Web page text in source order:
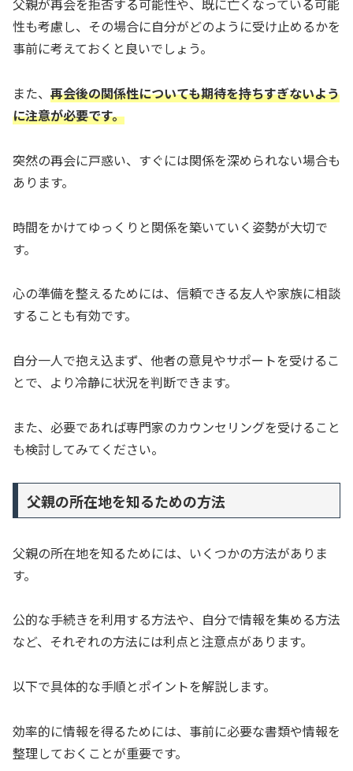
父親が再会を拒否する可能性や、既に亡くなっている可能
性も考慮し、その場合に自分がどのように受け止めるかを
事前に考えておくと良いでしょう。
また、 再会後の関係性についても期待を持ちすぎないよう
に注意が必要です。
突然の再会に戸惑い、すぐには関係を深められない場合も
あります。
時間をかけてゆっくりと関係を築いていく姿勢が大切で
す。
心の準備を整えるためには、信頼できる友人や家族に相談
することも有効です。
自分一人で抱え込まず、他者の意見やサポートを受けるこ
とで、より冷静に状況を判断できます。
また、必要であれば専門家のカウンセリングを受けること
も検討してみてください。
父親の所在地を知るための方法
父親の所在地を知るためには、いくつかの方法がありま
す。
公的な手続きを利用する方法や、自分で情報を集める方法
など、それぞれの方法には利点と注意点があります。
以下で具体的な手順とポイントを解説します。
効率的に情報を得るためには、事前に必要な書類や情報を
整理しておくことが重要です。